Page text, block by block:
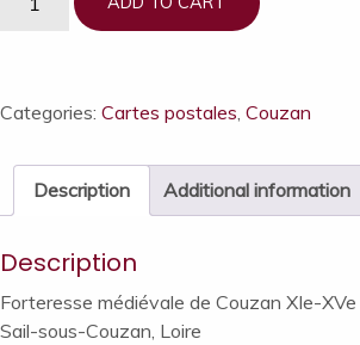
de
tour
au
Categories: Cartes postales, Couzan
Description Additional information
Description
Forteresse médiévale de Couzan XIe-XVe
Sail-sous-Couzan, Loire